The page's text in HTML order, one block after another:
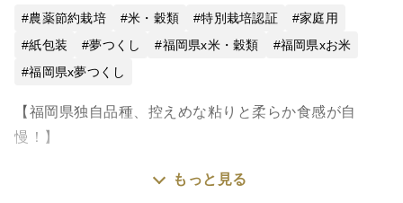
農薬節約栽培 米・穀類 特別栽培認証
家庭用
紙包装
夢つくし 福岡県x米・穀類
福岡県xお米
福岡県x夢つくし
【福岡県独自品種、控えめな粘りと柔らか食感が自
慢！】
福岡の県産米「夢つくし」は、控えめな粘りと柔らか食
もっと見る